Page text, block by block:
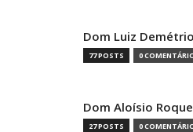
Dom Luiz
77 POSTS 0
Dom Aloísio
27 POSTS 0